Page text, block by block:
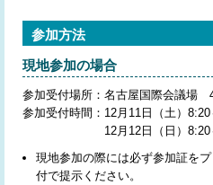
開催
プログ
PPIS
参加方法
現地参加の場合
参加受付場所： 名古屋国際会議場
参加受付時間： 12月11日（土）
12月12日（日）
現地参加の際には必ず参加証を
付で提示ください。